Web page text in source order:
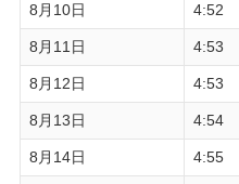
8月10日 4:52
8月11日 4:53
8月12日 4:53
8月13日 4:54
8月14日 4:55